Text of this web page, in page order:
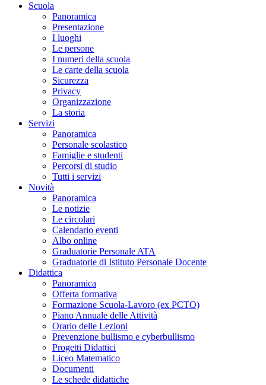
Scuola
Panoramica
Presentazione
I luoghi
Le persone
I numeri della scuola
Le carte della scuola
Sicurezza
Privacy
Organizzazione
La storia
Servizi
Panoramica
Personale scolastico
Famiglie e studenti
Percorsi di studio
Tutti i servizi
Novità
Panoramica
Le notizie
Le circolari
Calendario eventi
Albo online
Graduatorie Personale ATA
Graduatorie di Istituto Personale Docente
Didattica
Panoramica
Offerta formativa
Formazione Scuola-Lavoro (ex PCTO)
Piano Annuale delle Attività
Orario delle Lezioni
Prevenzione bullismo e cyberbullismo
Progetti Didattici
Liceo Matematico
Documenti
Le schede didattiche